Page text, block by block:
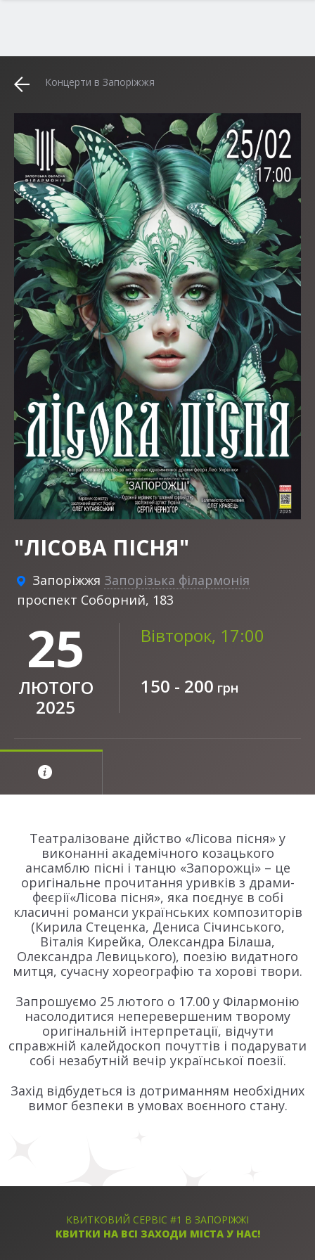
Концерти в Запоріжжя
"ЛІСОВА ПІСНЯ"
Запоріжжя Запорізька філармонія
проспект Соборний, 183
25
ЛЮТОГО
2025
Вівторок, 17:00
150 - 200 грн
Театралізоване дійство «Лісова пісня» у
виконанні академічного козацького
ансамблю пісні і танцю «Запорожці» – це
оригінальне прочитання уривків з драми-
феєрії«Лісова пісня», яка поєднує в собі
класичні романси українських композиторів
(Кирила Стеценка, Дениса Січинського,
Віталія Кирейка, Олександра Білаша,
Олександра Левицького), поезію видатного
митця, сучасну хореографію та хорові твори.
Запрошуємо 25 лютого о 17.00 у Філармонію
насолодитися неперевершеним творому
оригінальній інтерпретації, відчути
справжній калейдоскоп почуттів і подарувати
собі незабутній вечір української поезії.
Захід відбудеться із дотриманням необхідних
вимог безпеки в умовах воєнного стану.
КВИТКОВИЙ СЕРВІС #1 В ЗАПОРІЖЖІ
КВИТКИ НА ВСІ ЗАХОДИ МІСТА У НАС!